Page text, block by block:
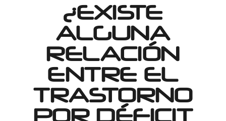
¿EXISTE
ALGUNA
RELACIÓN
ENTRE EL
TRASTORNO
POR DÉFICIT